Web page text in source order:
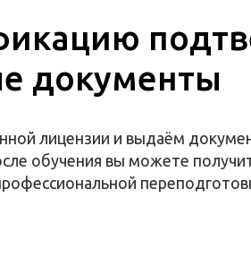
документы
лицензии и выдаём
обучения вы можете